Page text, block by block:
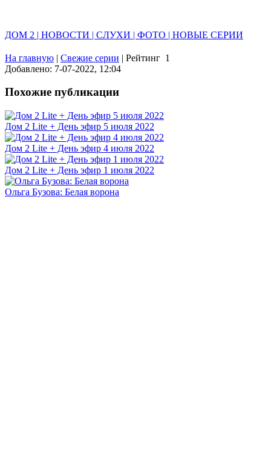
ДОМ 2 | НОВОСТИ | СЛУХИ | ФОТО | НОВЫЕ СЕРИИ
На главную | Свежие серии | Рейтинг 1
Добавлено: 7-07-2022, 12:04
Похожие публикации
Дом 2 Lite + День эфир 5 июля 2022
Дом 2 Lite + День эфир 4 июля 2022
Дом 2 Lite + День эфир 1 июля 2022
Ольга Бузова: Белая ворона